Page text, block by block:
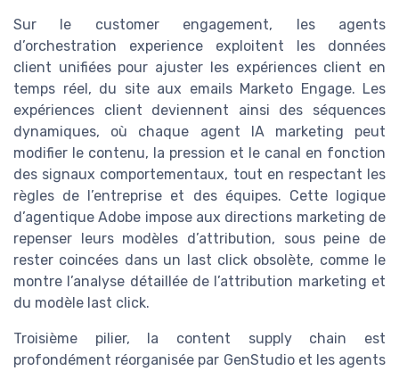
Sur le customer engagement, les agents
d’orchestration experience exploitent les données
client unifiées pour ajuster les expériences client en
temps réel, du site aux emails Marketo Engage. Les
expériences client deviennent ainsi des séquences
dynamiques, où chaque agent IA marketing peut
modifier le contenu, la pression et le canal en fonction
des signaux comportementaux, tout en respectant les
règles de l’entreprise et des équipes. Cette logique
d’agentique Adobe impose aux directions marketing de
repenser leurs modèles d’attribution, sous peine de
rester coincées dans un last click obsolète, comme le
montre l’analyse détaillée de l’attribution marketing et
du modèle last click.
Troisième pilier, la content supply chain est
profondément réorganisée par GenStudio et les agents